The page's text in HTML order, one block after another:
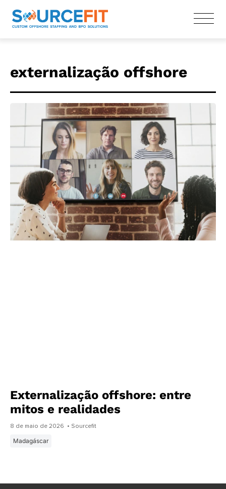
externalização offshore
Externalização offshore: entre
mitos e realidades
8 de maio de 2026 • Sourcefit
Madagáscar